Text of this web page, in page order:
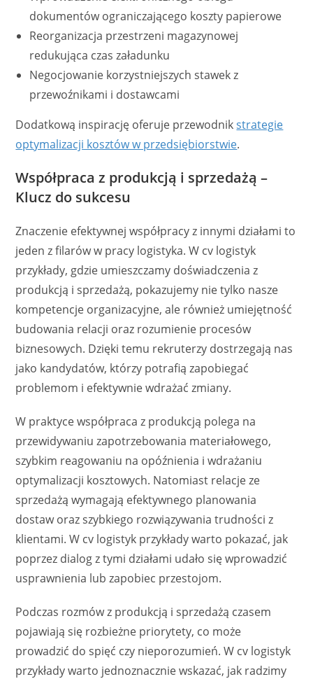
dokumentów ograniczającego koszty papierowe
Reorganizacja przestrzeni magazynowej
redukująca czas załadunku
Negocjowanie korzystniejszych stawek z
przewoźnikami i dostawcami
Dodatkową inspirację oferuje przewodnikstrategie
optymalizacji kosztów w przedsiębiorstwie.
Współpraca z produkcją i sprzedażą –
Klucz do sukcesu
Znaczenie efektywnej współpracy z innymi działami to
jeden z filarów w pracy logistyka. W cv logistyk
przykłady, gdzie umieszczamy doświadczenia z
produkcją i sprzedażą, pokazujemy nie tylko nasze
kompetencje organizacyjne, ale również umiejętność
budowania relacji oraz rozumienie procesów
biznesowych. Dzięki temu rekruterzy dostrzegają nas
jako kandydatów, którzy potrafią zapobiegać
problemom i efektywnie wdrażać zmiany.
W praktyce współpraca z produkcją polega na
przewidywaniu zapotrzebowania materiałowego,
szybkim reagowaniu na opóźnienia i wdrażaniu
optymalizacji kosztowych. Natomiast relacje ze
sprzedażą wymagają efektywnego planowania
dostaw oraz szybkiego rozwiązywania trudności z
klientami. W cv logistyk przykłady warto pokazać, jak
poprzez dialog z tymi działami udało się wprowadzić
usprawnienia lub zapobiec przestojom.
Podczas rozmów z produkcją i sprzedażą czasem
pojawiają się rozbieżne priorytety, co może
prowadzić do spięć czy nieporozumień. W cv logistyk
przykłady warto jednoznacznie wskazać, jak radzimy